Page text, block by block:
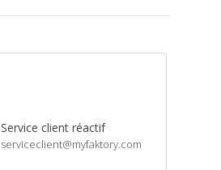
Service client réactif
serviceclient@myfaktory.com